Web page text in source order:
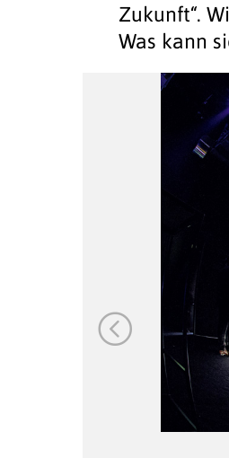
Zukunft“.
Was kann